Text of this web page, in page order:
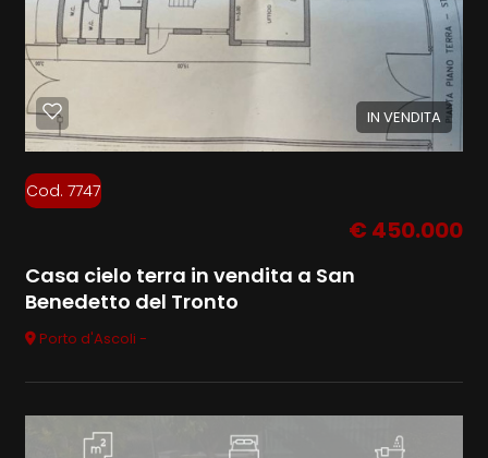
IN VENDITA
Cod. 7747
€ 450.000
Casa cielo terra in vendita a San
Benedetto del Tronto
Porto d'Ascoli -